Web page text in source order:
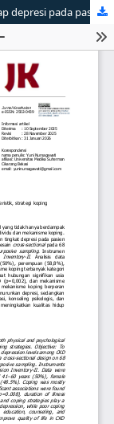
Analisis karakteristik, strategi koping terhadap depresi pada pasien chronic kidney disease